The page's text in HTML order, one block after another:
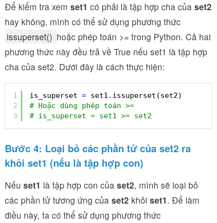
Để kiểm tra xem set1 có phải là tập hợp cha của set2
hay không, mình có thể sử dụng phương thức
issuperset() hoặc phép toán >= trong Python. Cả hai
phương thức này đều trả về True nếu set1 là tập hợp
cha của set2. Dưới đây là cách thực hiện:
1
2
3
is_superset = set1.issuperset(set2)
# Hoặc dùng phép toán >=
# is_superset = set1 >= set2
Bước 4: Loại bỏ các phần tử của set2 ra
khỏi set1 (nếu là tập hợp con)
Nếu set1 là tập hợp con của set2, mình sẽ loại bỏ
các phần tử tương ứng của set2 khỏi set1. Để làm
điều này, ta có thể sử dụng phương thức